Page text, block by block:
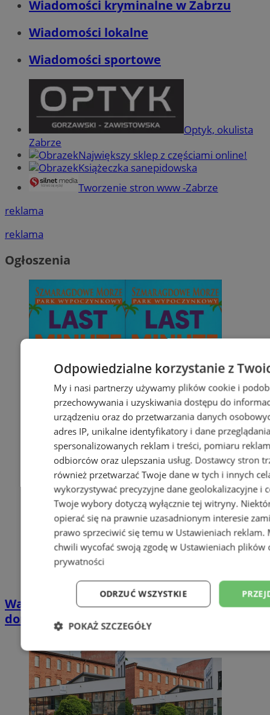
Wiadomości kryminalne w Zabrzu
Wiadomości lokalne
Wiadomości sportowe
Optyk, okulista
Zabrze
Największy sklep z częściami online!
Książeczka sanepidowska
Tworzenie stron www -Zabrze
reklama
reklama
Ogłoszenia
Wakacyjny wypoczynek nad Bałtykiem w
domkach Szmaragdowe Morze
Odpowiedzialne korzystanie z
My i nasi partnerzy używamy plików cookie i
przechowywania i uzyskiwania dostępu do
urządzeniu oraz do przetwarzania danych
adres IP, unikalne identyfikatory i dane
spersonalizowanych reklam i treści, pomiaru
odbiorców oraz ulepszania usług. Dostawcy stron
również przetwarzać Twoje dane w tych i innych
wykorzystywać precyzyjne dane geolokalizacyjne i
Twoje wybory dotyczą wyłącznie tej witryny.
opierać się na prawnie uzasadnionym interesie
prawo sprzeciwić się temu w Ustawieniach reklam.
chwili wycofać swoją zgodę w Ustawieniach plików
prywatności
ODRZUĆ WSZYSTKIE
POKAŻ SZCZEGÓŁY
Niezbędne Wydajność
Niesklasyfikowane